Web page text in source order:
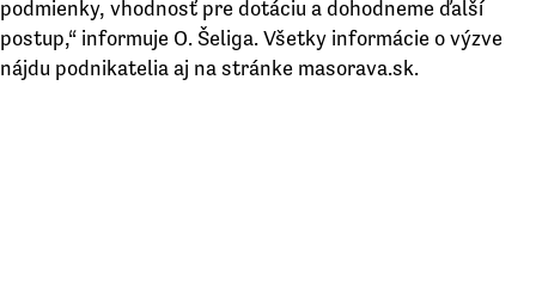
podmienky, vhodnosť pre dotáciu a dohodneme ďalší
postup,“ informuje O. Šeliga. Všetky informácie o výzve
nájdu podnikatelia aj na stránke masorava.sk.